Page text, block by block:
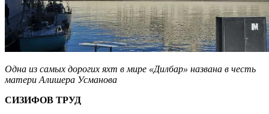
Одна из самых дорогих яхт в мире «Дилбар» названа в честь
матери Алишера Усманова
СИЗИФОВ ТРУД